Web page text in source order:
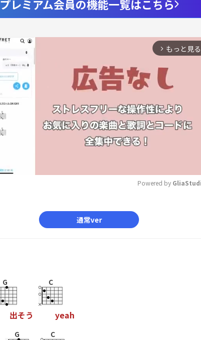
プレミアム会員の機能一覧はこちら
arrow_forward_ios もっと見る
Powered by
通常ver
G
出そう
C
yeah
G C